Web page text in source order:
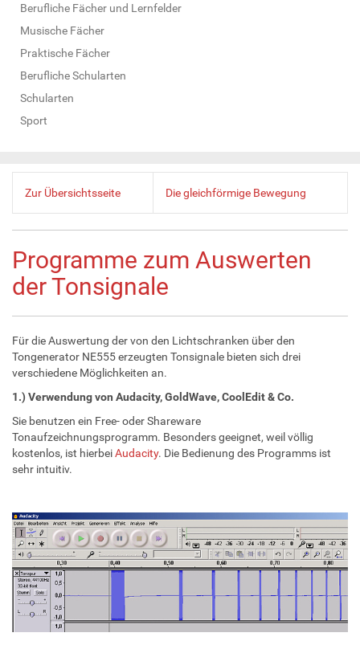
Berufliche Fächer und Lernfelder
Musische Fächer
Praktische Fächer
Berufliche Schularten
Schularten
Sport
Zur Übersichtsseite Die gleichförmige Bewegung
Programme zum Auswerten
der Tonsignale
Für die Auswertung der von den Lichtschranken über den
Tongenerator NE555 erzeugten Tonsignale bieten sich drei
verschiedene Möglichkeiten an.
1.) Verwendung von Audacity, GoldWave, CoolEdit & Co.
Sie benutzen ein Free- oder Shareware
Tonaufzeichnungsprogramm. Besonders geeignet, weil völlig
kostenlos, ist hierbeiAudacity. Die Bedienung des Programms ist
sehr intuitiv.